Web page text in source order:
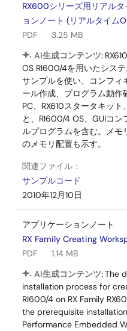
RX600シリーズ用リアル
ョンノート (リアルタイム
PDF
3.25 MB
AI生成コンテンツ:
OS RI600/4を用いたシス
サンプルを使い、コンフィ
ール作成、プログラム動作
PC、RX610スタータキッ
と、RI600/4 OS、GUIコ
ルプログラムを含む。メモ
のメモリ配置も示す。
関連ファイル：
サンプルコード
2010年12月10日
アプリケーションノート
RX Family Creating
PDF
1.14 MB
AI生成コンテンツ:The
installation process for
RI600/4 on RX Family
the prerequisite
Performance Embedded